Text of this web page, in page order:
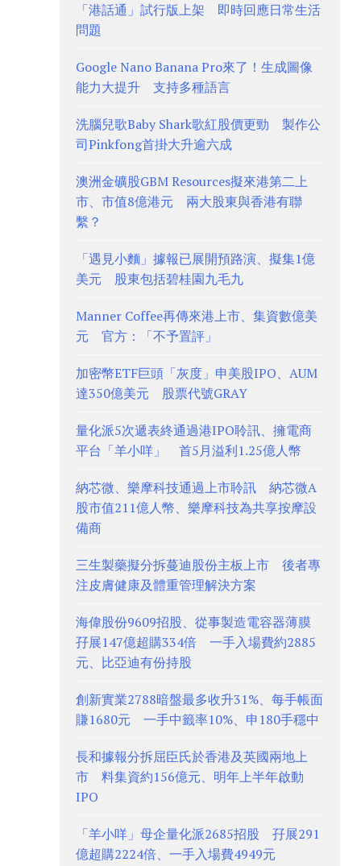
「港話通」試行版上架 即時回應日常生活
問題
Google Nano Banana Pro來了！生成圖像
能力大提升 支持多種語言
洗腦兒歌Baby Shark歌紅股價更勁 製作公
司Pinkfong首掛大升逾六成
澳洲金礦股GBM Resources擬來港第二上
市、市值8億港元 兩大股東與香港有聯
繫？
「遇見小麵」據報已展開預路演、擬集1億
美元 股東包括碧桂園九毛九
Manner Coffee再傳來港上市、集資數億美
元 官方：「不予置評」
加密幣ETF巨頭「灰度」申美股IPO、AUM
達350億美元 股票代號GRAY
量化派5次遞表終通過港IPO聆訊、擁電商
平台「羊小咩」 首5月溢利1.25億人幣
納芯微、樂摩科技通過上市聆訊 納芯微A
股市值211億人幣、樂摩科技為共享按摩設
備商
三生製藥擬分拆蔓迪股份主板上市 後者專
注皮膚健康及體重管理解決方案
海偉股份9609招股、從事製造電容器薄膜
孖展147億超購334倍 一手入場費約2885
元、比亞迪有份持股
創新實業2788暗盤最多收升31%、每手帳面
賺1680元 一手中籤率10%、申180手穩中
長和據報分拆屈臣氏於香港及英國兩地上
市 料集資約156億元、明年上半年啟動
IPO
「羊小咩」母企量化派2685招股 孖展291
億超購2224倍、一手入場費4949元